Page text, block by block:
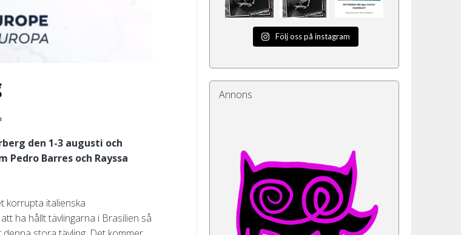
den 1-3 augusti och
Barres och Rayssa
korrupta italienska
ha hållt tävlingarna i Brasilien så
Följ oss på instagram
Annons